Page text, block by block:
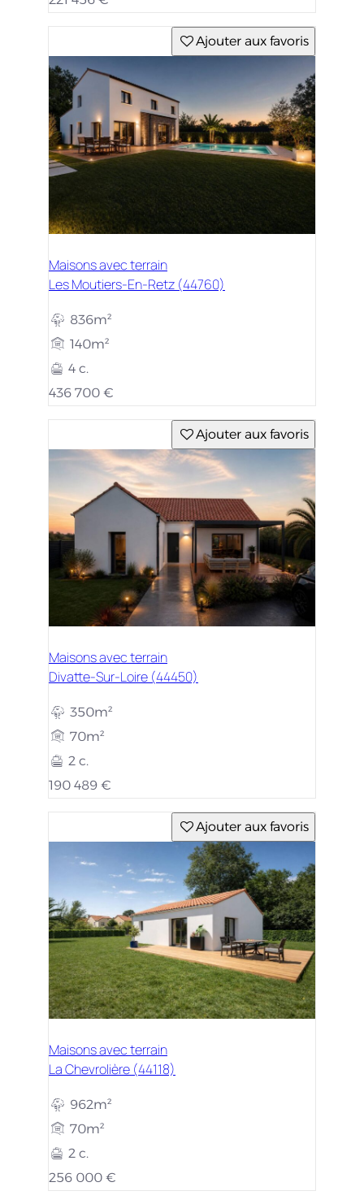
Ajouter aux favoris
Maisons avec terrain
Les Moutiers-En-Retz (44760)
836m²
140m²
4 c.
436 700 €
Ajouter aux favoris
Maisons avec terrain
Divatte-Sur-Loire (44450)
350m²
70m²
2 c.
190 489 €
Ajouter aux favoris
Maisons avec terrain
La Chevrolière (44118)
962m²
70m²
2 c.
256 000 €